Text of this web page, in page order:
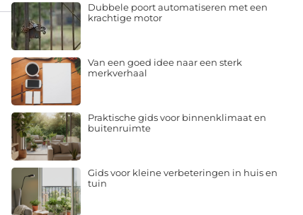
Dubbele poort automatiseren met een
krachtige motor
Van een goed idee naar een sterk
merkverhaal
Praktische gids voor binnenklimaat en
buitenruimte
Gids voor kleine verbeteringen in huis en
tuin